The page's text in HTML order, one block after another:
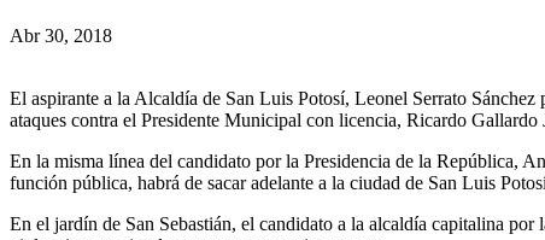
Abr 30, 2018
El aspirante a la Alcaldía de San Luis Potosí, Leonel Serrato
ataques contra el Presidente Municipal con licencia, Ricardo
En la misma línea del candidato por la Presidencia de la República,
función pública, habrá de sacar adelante a la ciudad de San Luis
En el jardín de San Sebastián, el candidato a la alcaldía capitalina